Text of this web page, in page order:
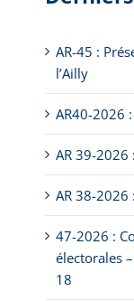
AR-45 :
l’Ailly
AR40-2026
AR 39-
AR 38-2026
47-2026 :
électorales
18